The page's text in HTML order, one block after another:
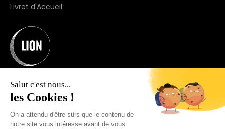
Livret d'Accueil
Salut c'est nous...
les Cookies !
On a attendu d'être sûrs que le contenu de
notre site vous intéresse avant de vous